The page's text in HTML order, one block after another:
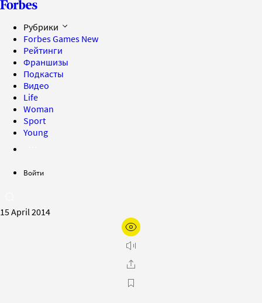
Рубрики
Forbes Games New
Рейтинги
Франшизы
Подкасты
Видео
Life
Woman
Sport
Young
Войти
15 April 2014